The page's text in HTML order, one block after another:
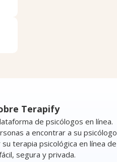
Terapify
de psicólogos en línea.
a encontrar a su psicólogo
terapia psicológica en línea de
segura y privada.